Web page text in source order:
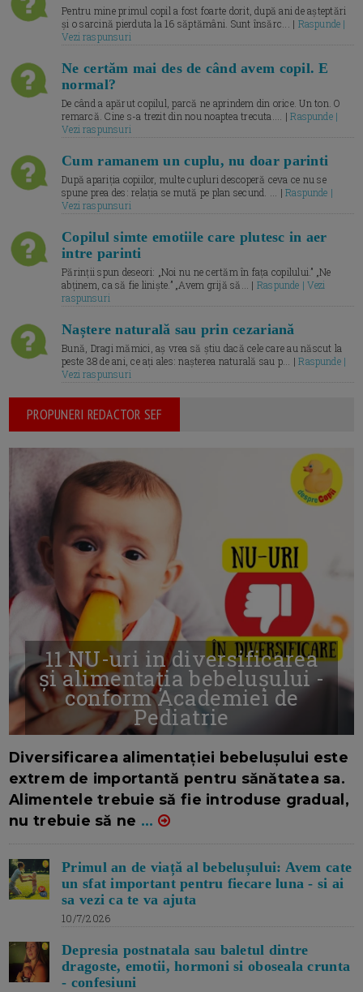
Pentru mine primul copil a fost foarte dorit, după ani de așteptări
și o sarcină pierduta la 16 săptămâni. Sunt însărc... | Raspunde |
Vezi raspunsuri
Ne certăm mai des de când avem copil. E
normal?
De când a apărut copilul, parcă ne aprindem din orice. Un ton. O
remarcă. Cine s-a trezit din nou noaptea trecuta.... |Raspunde |
Vezi raspunsuri
Cum ramanem un cuplu, nu doar parinti
După apariția copiilor, multe cupluri descoperă ceva ce nu se
spune prea des: relația se mută pe plan secund. ... |Raspunde |
Vezi raspunsuri
Copilul simte emotiile care plutesc in aer
intre parinti
Părinții spun deseori: „Noi nu ne certăm în fața copilului.” „Ne
abținem, ca să fie liniște.” „Avem grijă să... | Raspunde | Vezi
raspunsuri
Naștere naturală sau prin cezariană
Bună, Dragi mămici, aș vrea să știu dacă cele care au născut la
peste 38 de ani, ce ați ales: nașterea naturală sau p... |Raspunde |
Vezi raspunsuri
PROPUNERI REDACTOR SEF
11 NU-uri in diversificarea
și alimentația bebelușului -
conform Academiei de
Pediatrie
Diversificarea alimentației bebelușului este
extrem de importantă pentru sănătatea sa.
Alimentele trebuie să fie introduse gradual,
nu trebuie să ne ...
Primul an de viață al bebelușului: Avem cate
un sfat important pentru fiecare luna - si ai
sa vezi ca te va ajuta
10/7/2026
Depresia postnatala sau baletul dintre
dragoste, emotii, hormoni si oboseala crunta
- confesiuni